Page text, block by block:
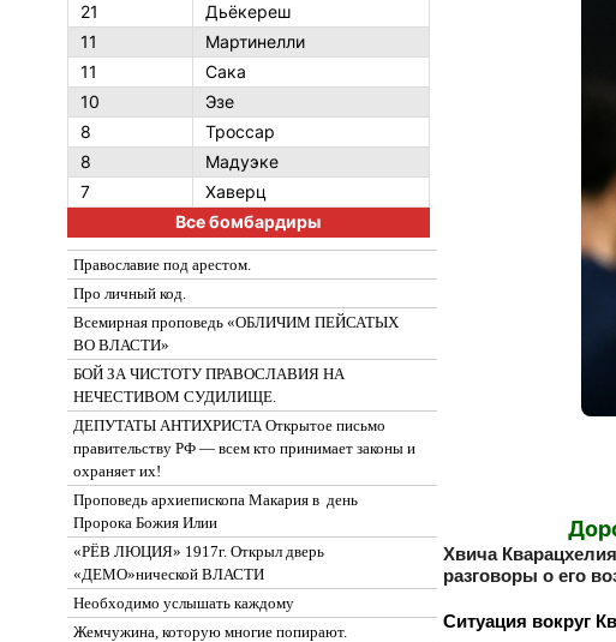
21
Дьёкереш
11
Мартинелли
11
Сака
10
Эзе
8
Троссар
8
Мадуэке
7
Хаверц
Все бомбардиры
Православие под арестом.
Про личный код.
Всемирная проповедь «ОБЛИЧИМ ПЕЙСАТЫХ
ВО ВЛАСТИ»
БОЙ ЗА ЧИСТОТУ ПРАВОСЛАВИЯ НА
НЕЧЕСТИВОМ СУДИЛИЩЕ.
ДЕПУТАТЫ АНТИХРИСТА Открытое письмо
правительству РФ — всем кто принимает законы и
охраняет их!
Проповедь архиепископа Макария в день
Пророка Божия Илии
«РЁВ ЛЮЦИЯ» 1917г. Открыл дверь
«ДЕМО»нической ВЛАСТИ
Необходимо услышать каждому
Жемчужина, которую многие попирают.
Хвича
разговоры о его
Ситуация вокруг